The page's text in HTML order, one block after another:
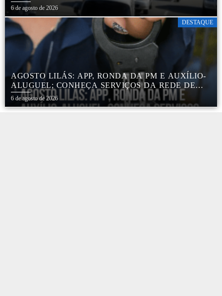
6 de agosto de 2026
DESTAQUE
AGOSTO LILÁS: APP, RONDA DA PM E AUXÍLIO-
ALUGUEL; CONHEÇA SERVIÇOS DA REDE DE
PROTEÇÃO ÀS MULHERES NO ESTADO DE SP
6 de agosto de 2026